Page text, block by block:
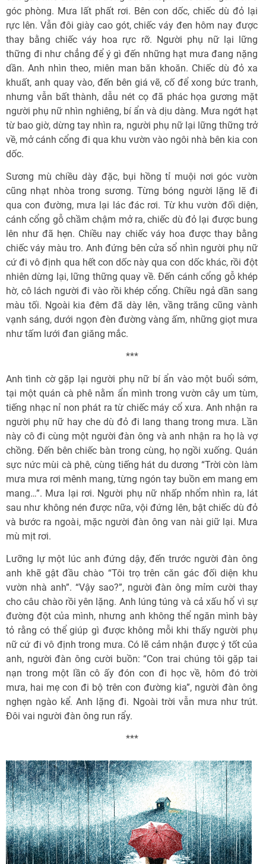
góc phòng. Mưa lất phất rơi. Bên con dốc, chiếc dù đỏ lại
rực lên. Vẫn đôi giày cao gót, chiếc váy đen hôm nay được
thay bằng chiếc váy hoa rực rỡ. Người phụ nữ lại lững
thững đi như chẳng để ý gì đến những hạt mưa đang nặng
dần. Anh nhìn theo, miên man băn khoăn. Chiếc dù đỏ xa
khuất, anh quay vào, đến bên giá vẽ, cố để xong bức tranh,
nhưng vẫn bất thành, dẫu nét cọ đã phác họa gương mặt
người phụ nữ nhìn nghiêng, bí ẩn và dịu dàng. Mưa ngớt hạt
từ bao giờ, dừng tay nhìn ra, người phụ nữ lại lững thững trở
về, mở cánh cổng đi qua khu vườn vào ngôi nhà bên kia con
dốc.
Sương mù chiều dày đặc, bụi hồng tỉ muội nơi góc vườn
cũng nhạt nhòa trong sương. Từng bóng người lặng lẽ đi
qua con đường, mưa lại lác đác rơi. Từ khu vườn đối diện,
cánh cổng gỗ chầm chậm mở ra, chiếc dù đỏ lại được bung
lên như đã hẹn. Chiều nay chiếc váy hoa được thay bằng
chiếc váy màu tro. Anh đứng bên cửa sổ nhìn người phụ nữ
cứ đi vô định qua hết con dốc này qua con dốc khác, rồi đột
nhiên dừng lại, lững thững quay về. Ðến cánh cổng gỗ khép
hờ, cô lách người đi vào rồi khép cổng. Chiều ngả dần sang
màu tối. Ngoài kia đêm đã dày lên, vầng trăng cũng vành
vạnh sáng, dưới ngọn đèn đường vàng ấm, những giọt mưa
như tấm lưới đan giăng mắc.
***
Anh tình cờ gặp lại người phụ nữ bí ẩn vào một buổi sớm,
tại một quán cà phê nằm ẩn mình trong vườn cây um tùm,
tiếng nhạc nỉ non phát ra từ chiếc máy cổ xưa. Anh nhận ra
người phụ nữ hay che dù đỏ đi lang thang trong mưa. Lần
này cô đi cùng một người đàn ông và anh nhận ra họ là vợ
chồng. Ðến bên chiếc bàn trong cùng, họ ngồi xuống. Quán
sực nức mùi cà phê, cùng tiếng hát du dương “Trời còn làm
mưa mưa rơi mênh mang, từng ngón tay buồn em mang em
mang…”. Mưa lại rơi. Người phụ nữ nhấp nhổm nhìn ra, lát
sau như không nén được nữa, vội đứng lên, bật chiếc dù đỏ
và bước ra ngoài, mặc người đàn ông van nài giữ lại. Mưa
mù mịt rơi.
Lưỡng lự một lúc anh đứng dậy, đến trước người đàn ông
anh khẽ gật đầu chào “Tôi trọ trên căn gác đối diện khu
vườn nhà anh”. “Vậy sao?”, người đàn ông mỉm cười thay
cho câu chào rồi yên lặng. Anh lúng túng và cả xấu hổ vì sự
đường đột của mình, nhưng anh không thể ngăn mình bày
tỏ rằng có thể giúp gì được không mỗi khi thấy người phụ
nữ cứ đi vô định trong mưa. Có lẽ cảm nhận được ý tốt của
anh, người đàn ông cười buồn: “Con trai chúng tôi gặp tai
nạn trong một lần cô ấy đón con đi học về, hôm đó trời
mưa, hai mẹ con đi bộ trên con đường kia”, người đàn ông
nghẹn ngào kể. Anh lặng đi. Ngoài trời vẫn mưa như trút.
Ðôi vai người đàn ông run rẩy.
***